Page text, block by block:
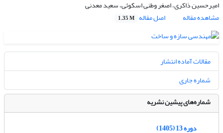
امیرحسین ذاکری، اصغر وطنی اسکوئی، سعید معدنی
مشاهده مقاله
اصل مقاله 1.35 M
مقالات آماده انتشار
شماره جاری
شماره‌های پیشین نشریه
دوره 13 (1405)